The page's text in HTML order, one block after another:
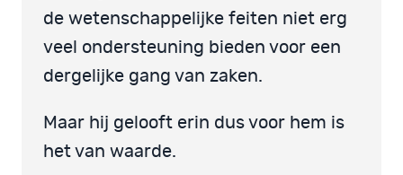
de wetenschappelijke feiten niet erg
veel ondersteuning bieden voor een
dergelijke gang van zaken.
Maar hij gelooft erin dus voor hem is
het van waarde.